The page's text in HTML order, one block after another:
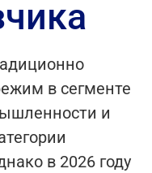
в сегменте
и
в 2026 году